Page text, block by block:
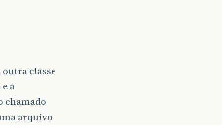
outra classe
a
chamado
arquivo